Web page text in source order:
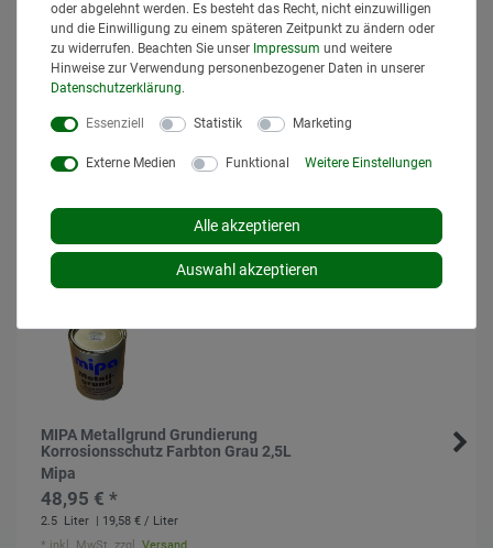
Anfrage senden
PDF
Anleitung
Ähnlich
MIPA Metallgrund Grundierung
Korrosionsschutz Farbton Grau 2,5L
Mipa
48,95 € *
2.5 Liter | 19,58 € / Liter
* inkl. MwSt. zzgl.Versand
oder abgelehnt werden. Es besteht das Recht, nicht einzuwilligen
und die Einwilligung zu einem späteren Zeitpunkt zu ändern oder
zu widerrufen. Beachten Sie unser Impressum und weitere
Hinweise zur Verwendung personenbezogener Daten in unserer
Daten­schutz­erklärung.
Essenziell Statistik Marketing
Externe Medien Funktional Weitere Einstellungen
Alle akzeptieren
Auswahl akzeptieren